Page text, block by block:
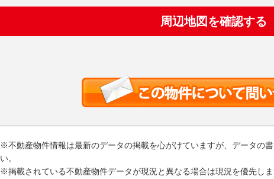
周辺地図を確認する
※不動産物件情報は最新のデータの掲載を心がけていますが、データの
い。
※掲載されている不動産物件データが現況と異なる場合は現況を優先しま